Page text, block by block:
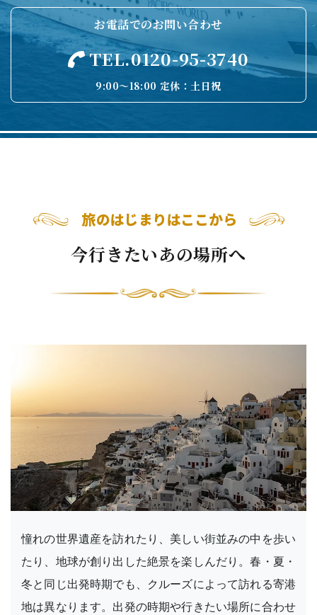
お電話でのお問い合わせ
TEL.0120-95-3740
9:00〜18:00 定休：土日祝
今行きたいあの場所へ
憧れの世界遺産を訪れたり、美しい街並みの中を歩い
たり、地球が創り出した絶景を楽しんだり。春・夏・
冬と同じ出発時期でも、クルーズによって訪れる寄港
地は異なります。出発の時期や行きたい場所に合わせ